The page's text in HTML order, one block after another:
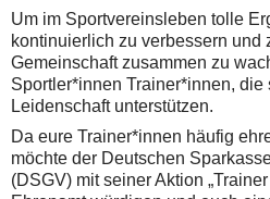
Um im Sportvereinsleben tolle
kontinuierlich zu verbessern und
Gemeinschaft zusammen zu
Sportler*innen Trainer*innen, die
Leidenschaft unterstützen.
Da eure Trainer*innen häufig
möchte der Deutschen
(DSGV) mit seiner Aktion